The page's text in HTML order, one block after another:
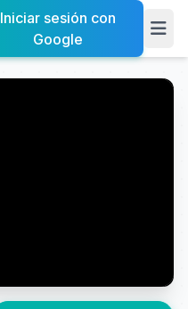
Iniciar sesión con
Google